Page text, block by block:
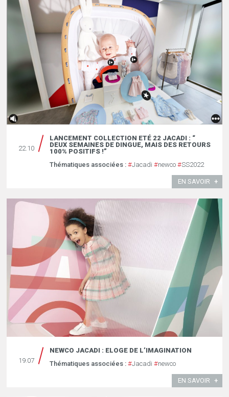
22.10
LANCEMENT COLLECTION ETÉ 22 JACADI : “
DEUX SEMAINES DE DINGUE, MAIS DES RETOURS
100% POSITIFS !”
Thématiques associées : #Jacadi #newco #SS2022
EN SAVOIR
19.07
NEWCO JACADI : ELOGE DE L’IMAGINATION
Thématiques associées : #Jacadi #newco
EN SAVOIR